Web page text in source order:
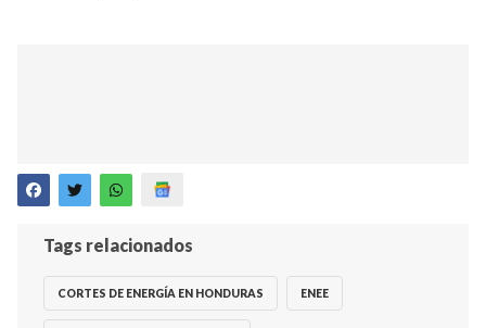
Tags relacionados
CORTES DE ENERGÍA EN HONDURAS ENEE